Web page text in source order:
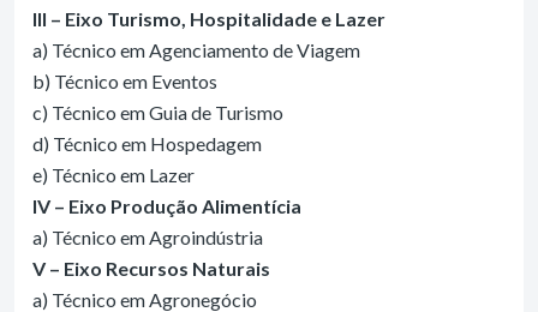
III – Eixo Turismo, Hospitalidade e Lazer
a) Técnico em Agenciamento de Viagem
b) Técnico em Eventos
c) Técnico em Guia de Turismo
d) Técnico em Hospedagem
e) Técnico em Lazer
IV – Eixo Produção Alimentícia
a) Técnico em Agroindústria
V – Eixo Recursos Naturais
a) Técnico em Agronegócio